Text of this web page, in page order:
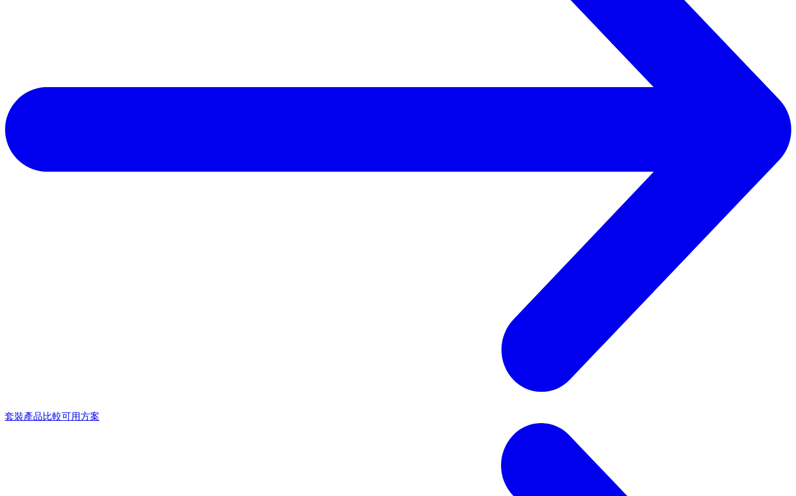
套裝產品比較可用方案